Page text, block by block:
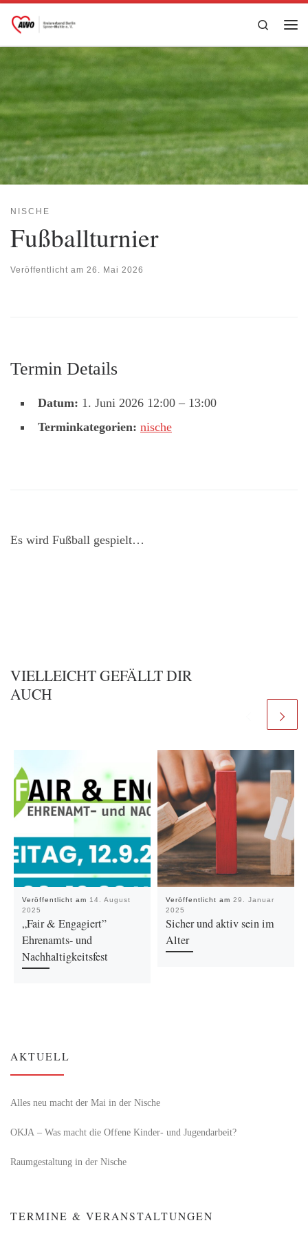
Zum Inhalt springen
Search
NISCHE
Fußballturnier
Veröffentlicht am 26. Mai 2026
Termin Details
Datum: 1. Juni 2026 12:00 – 13:00
Terminkategorien: nische
Es wird Fußball gespielt…
VIELLEICHT GEFÄLLT DIR
AUCH
Veröffentlicht am 14. August
2025
„Fair & Engagiert”
Ehrenamts- und
Nachhaltigkeitsfest
Veröffentlicht am 29. Januar
2025
Sicher und aktiv sein im
Alter
AKTUELL
Alles neu macht der Mai in der Nische
OKJA – Was macht die Offene Kinder- und Jugendarbeit?
Raumgestaltung in der Nische
TERMINE & VERANSTALTUNGEN